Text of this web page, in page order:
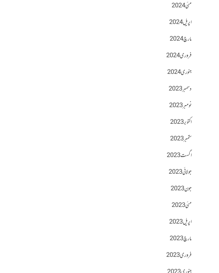
مئی 2024
اپریل 2024
مارچ 2024
فروری 2024
جنوری 2024
دسمبر 2023
نومبر 2023
اکتوبر 2023
ستمبر 2023
اگست 2023
جولائی 2023
جون 2023
مئی 2023
اپریل 2023
مارچ 2023
فروری 2023